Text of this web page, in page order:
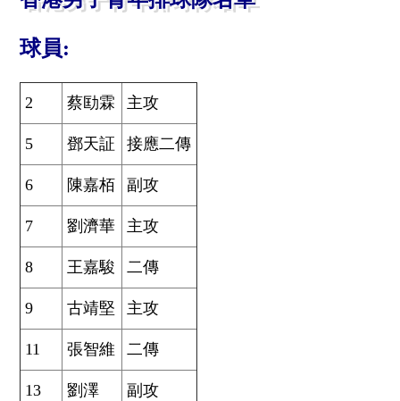
球員:
2 蔡劻霖 主攻
5 鄧天証 接應二傳
6 陳嘉栢 副攻
7 劉濟華 主攻
8 王嘉駿 二傳
9 古靖堅 主攻
11 張智維 二傳
13 劉澤 副攻